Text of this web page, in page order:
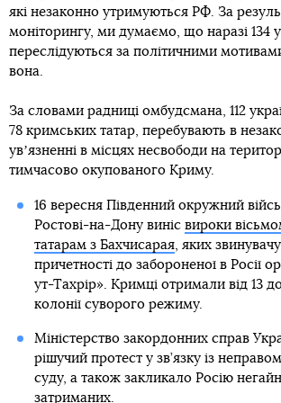
які незаконно утримуються РФ. За
моніторингу, ми думаємо, що наразі 134
переслідуються за політичними
вона.
За словами радниці омбудсмана, 112
78 кримських татар, перебувають в
увʼязненні в місцях несвободи на
тимчасово окупованого Криму.
16 вересня Південний окружний
Ростові-на-Дону виніс вироки
татарам з Бахчисарая, яких
причетності до забороненої в Росії
ут-Тахрір». Кримці отримали від 13
колонії суворого режиму.
Міністерство закордонних справ
рішучий протест у зв’язку із
суду, а також закликало Росію
затриманих.